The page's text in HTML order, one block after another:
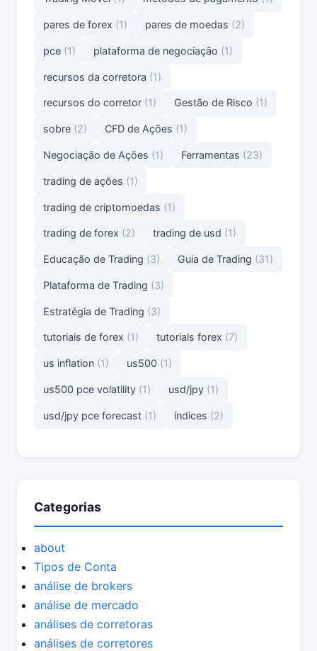
pares de forex (1) pares de moedas (2)
pce (1) plataforma de negociação (1)
recursos da corretora (1)
recursos do corretor (1) Gestão de Risco (1)
sobre (2) CFD de Ações (1)
Negociação de Ações (1) Ferramentas (23)
trading de ações (1)
trading de criptomoedas (1)
trading de forex (2) trading de usd (1)
Educação de Trading (3) Guia de Trading (31)
Plataforma de Trading (3)
Estratégia de Trading (3)
tutoriais de forex (1) tutoriais forex (7)
us inflation (1) us500 (1)
us500 pce volatility (1) usd/jpy (1)
usd/jpy pce forecast (1) índices (2)
Categorias
about
Tipos de Conta
análise de brokers
análise de mercado
análises de corretoras
análises de corretores